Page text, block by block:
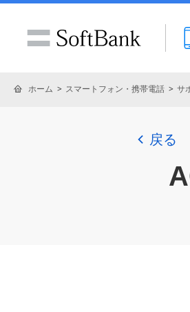
ホーム スマートフォン・携帯電話 サ
戻る